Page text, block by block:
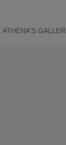
ATHENA'S